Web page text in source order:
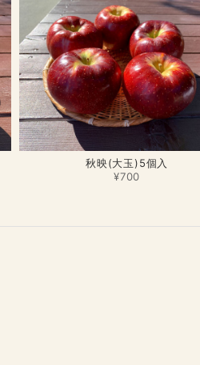
秋映(大玉)5個入
¥700